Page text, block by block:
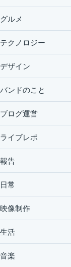
グルメ
テクノロジー
デザイン
バンドのこと
ブログ運営
ライブレポ
報告
日常
映像制作
生活
音楽